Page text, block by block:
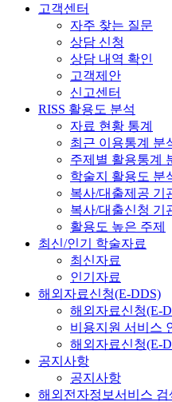
고객센터
자주 찾는 질문
상담 신청
상담 내역 확인
고객제안
신고센터
RISS 활용도 분석
자료 현황 통계
최근 이용통계 분
주제별 활용통계
학술지 활용도 분
복사/대출제공 기
복사/대출신청 기
활용도 높은 주제
최신/인기 학술자료
최신자료
인기자료
해외자료신청(E-DDS)
해외자료신청(E-
비용지원 서비스
해외자료신청(E-
공지사항
공지사항
해외전자정보서비스 검